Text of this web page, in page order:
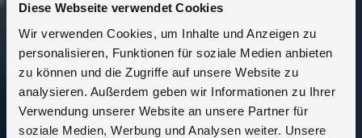
Diese Webseite verwendet Cookies
Wir verwenden Cookies, um Inhalte und Anzeigen zu
personalisieren, Funktionen für soziale Medien anbieten
zu können und die Zugriffe auf unsere Website zu
analysieren. Außerdem geben wir Informationen zu Ihrer
Verwendung unserer Website an unsere Partner für
soziale Medien, Werbung und Analysen weiter. Unsere